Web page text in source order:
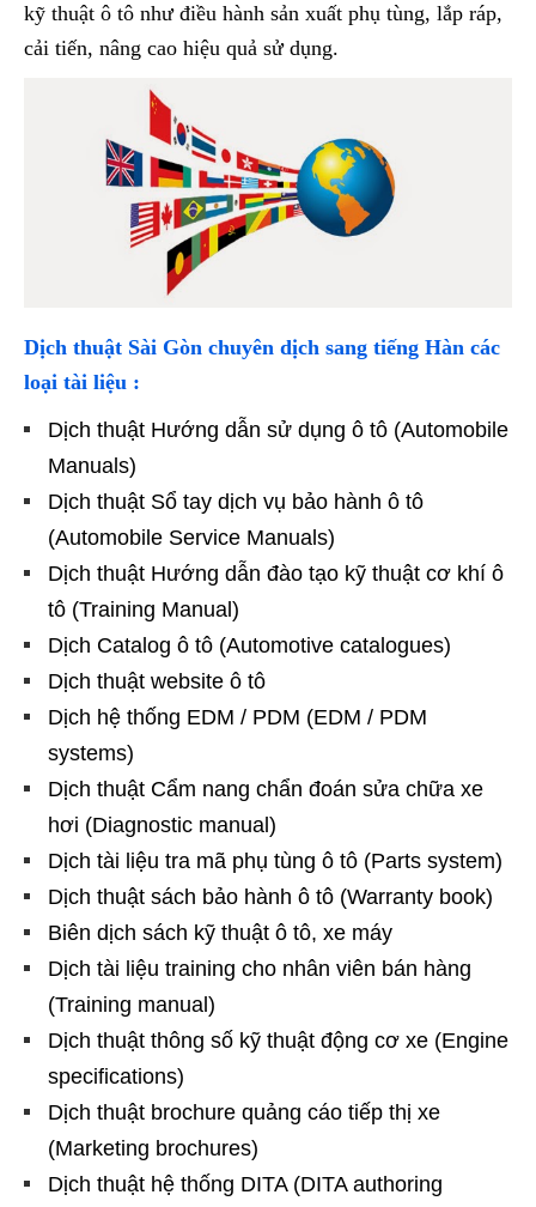
kỹ thuật ô tô như điều hành sản xuất phụ tùng, lắp ráp,
cải tiến, nâng cao hiệu quả sử dụng.
Dịch thuật Sài Gòn chuyên dịch sang tiếng Hàn các
loại tài liệu :
Dịch thuật Hướng dẫn sử dụng ô tô (Automobile
Manuals)
Dịch thuật Sổ tay dịch vụ bảo hành ô tô
(Automobile Service Manuals)
Dịch thuật Hướng dẫn đào tạo kỹ thuật cơ khí ô
tô (Training Manual)
Dịch Catalog ô tô (Automotive catalogues)
Dịch thuật website ô tô
Dịch hệ thống EDM / PDM (EDM / PDM
systems)
Dịch thuật Cẩm nang chẩn đoán sửa chữa xe
hơi (Diagnostic manual)
Dịch tài liệu tra mã phụ tùng ô tô (Parts system)
Dịch thuật sách bảo hành ô tô (Warranty book)
Biên dịch sách kỹ thuật ô tô, xe máy
Dịch tài liệu training cho nhân viên bán hàng
(Training manual)
Dịch thuật thông số kỹ thuật động cơ xe (Engine
specifications)
Dịch thuật brochure quảng cáo tiếp thị xe
(Marketing brochures)
Dịch thuật hệ thống DITA (DITA authoring